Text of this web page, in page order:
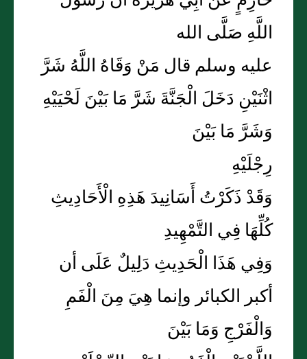
اللَّهِ صَلَّى الله
عليه وسلم قال مَنْ وَقَاهُ اللَّهُ شَرَّ
اثْنَيْنِ دَخَلَ الْجَنَّةَ شَرَّ مَا بَيْنَ لَحْيَيْهِ
وَشَرَّ مَا بَيْنَ
رِجْلَيْهِ
وَقَدْ ذَكَرْتُ أَسَانِيدَ هَذِهِ الْأَحَادِيثِ
كُلِّهَا فِي التَّمْهِيدِ
وَفِي هَذَا الْحَدِيثِ دَلِيلٌ عَلَى أن
أكبر الكبائر وإنما هِيَ مِنَ الْفَمِ
وَالْفَرْجِ وَمَا بَيْنَ